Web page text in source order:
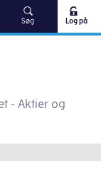
Søg Log på
- Aktier og